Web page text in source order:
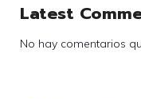
Latest
No hay comentarios